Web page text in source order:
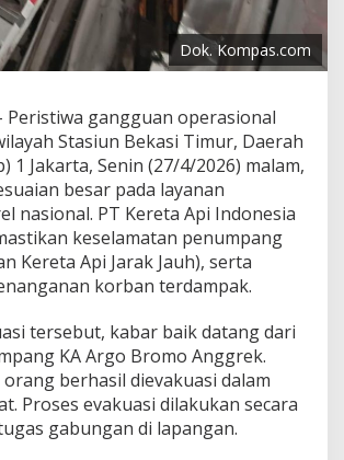
Dok. Kompas.com
Peristiwa gangguan operasional
Stasiun Bekasi Timur, Daerah
1 Jakarta, Senin (27/4/2026) malam,
besar pada layanan
nasional. PT Kereta Api Indonesia
keselamatan penumpang
Kereta Api Jarak Jauh), serta
korban terdampak.
tersebut, kabar baik datang dari
KA Argo Bromo Anggrek.
orang berhasil dievakuasi dalam
Proses evakuasi dilakukan secara
gabungan di lapangan.